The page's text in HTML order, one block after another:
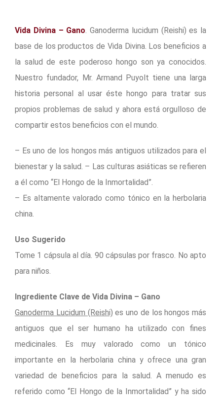
Vida Divina – Gano. Ganoderma lucidum (Reishi) es la
base de los productos de Vida Divina. Los beneficios a
la salud de este poderoso hongo son ya conocidos.
Nuestro fundador, Mr. Armand Puyolt tiene una larga
historia personal al usar éste hongo para tratar sus
propios problemas de salud y ahora está orgulloso de
compartir estos beneficios con el mundo.
– Es uno de los hongos más antiguos utilizados para el
bienestar y la salud. – Las culturas asiáticas se refieren
a él como “El Hongo de la Inmortalidad”.
– Es altamente valorado como tónico en la herbolaria
china.
Uso Sugerido
Tome 1 cápsula al día. 90 cápsulas por frasco. No apto
para niños.
Ingrediente Clave de Vida Divina – Gano
Ganoderma Lucidum (Reishi) es uno de los hongos más
antiguos que el ser humano ha utilizado con fines
medicinales. Es muy valorado como un tónico
importante en la herbolaria china y ofrece una gran
variedad de beneficios para la salud. A menudo es
referido como “El Hongo de la Inmortalidad” y ha sido